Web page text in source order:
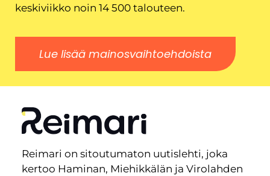
keskiviikko noin 14 500 talouteen.
Lue lisää mainosvaihtoehdoista
Reimari on sitoutumaton uutislehti, joka
kertoo Haminan, Miehikkälän ja Virolahden